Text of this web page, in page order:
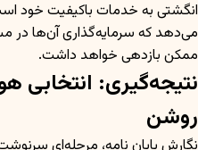
انگشتی به خدمات باکیفیت خود
می‌دهد که سرمایه‌گذاری آن‌ها در
ممکن بازدهی خواهد داشت.
نتیجه‌گیری: انتخابی
روشن